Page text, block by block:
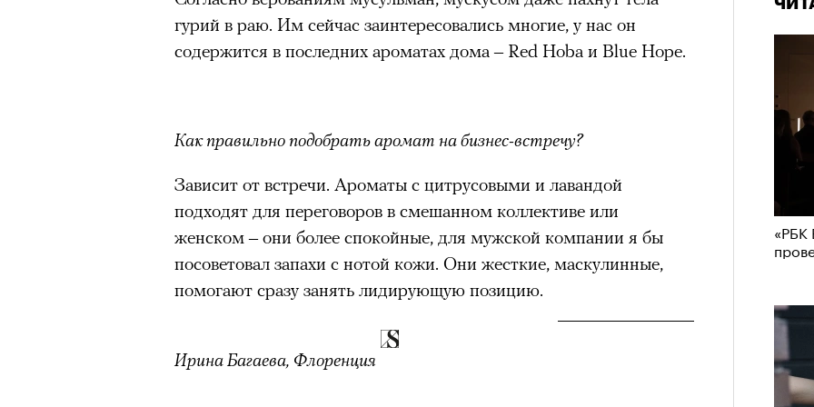
«РБК
гурий в раю. Им сейчас заинтересовались многие, у нас он
содержится в последних ароматах дома – Red Hoba и Blue Hope.
Как правильно подобрать аромат на бизнес-встречу?
Зависит от встречи. Ароматы с цитрусовыми и лавандой
подходят для переговоров в смешанном коллективе или
женском – они более спокойные, для мужской компании я бы
посоветовал запахи с нотой кожи. Они жесткие, маскулинные,
помогают сразу занять лидирующую позицию.
Ирина Багаева, Флоренция
очнувшийся Нур) точно не будет лишним в дни очередного
обострения мигрантского кризиса.
Адресованный европейцам
добросердечный призыв
точно не будет лишним в
дни очередного обострения
мигрантского кризиса.
работает в кафе, замечает чужие странности лучше собственных
желаний и однажды решает тайно помогать и «чинить» жизнь
окружающим: возвращать людям потерянные воспоминания,
большую шкатулку с зелеными стенами, красными абажурами и